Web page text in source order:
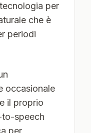
per
che è
periodi
occasionale
il proprio
speech
per